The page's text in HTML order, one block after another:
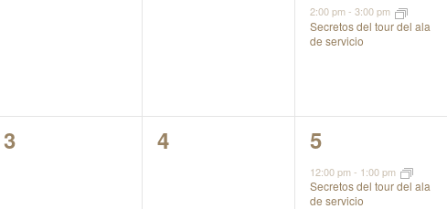
2:00 pm- 3:00 pm
Secretos del tour del ala
de servicio
0
3
0
4
3
eventos,
5
12:00 pm- 1:00 pm
Secretos del tour del ala
de servicio